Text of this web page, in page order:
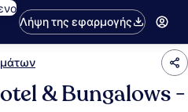
Λήψη της εφαρμογής
& Bungalows -